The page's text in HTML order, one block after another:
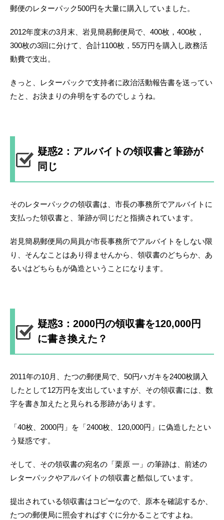
郵便のレターパック500円を大量に購入していました。
2012年度末の3月末、岩見簡易郵便局で、400枚，400枚，
300枚の3回に分けて、合計1100枚，55万円を購入し政務活
動費で支出。
きっと、レターパックで支持者に政治活動報告書を送ってい
たと、お決まりの弁明をするのでしょうね。
疑惑2：アルバイトの領収書と筆跡が
同じ
そのレターパックの領収書は、市長の事務所でアルバイトに
支払った領収書と、筆跡が同じだと指摘されています。
岩見簡易郵便局の局員が市長事務所でアルバイトをしない限
り、そんなことはあり得ませんから、領収書のどちらか、あ
るいはどちらもが偽造ということになります。
疑惑3：2000円の領収書を120,000円
に書き換えた？
2011年の10月、たつの郵便局で、50円ハガキを2400枚購入
したとして12万円を支出していますが、その領収書には、数
字を書き加えたと見られる形跡があります。
「40枚、2000円」を「2400枚、120,000円」に偽造したとい
う疑惑です。
そして、その領収書の宛名の「栗原 一」の筆跡は、前述の
レターパックやアルバイトの領収書と酷似しています。
提出されている領収書はコピーなので、原本を確認するか、
たつの郵便局に照会すればすぐに分かることですよね。